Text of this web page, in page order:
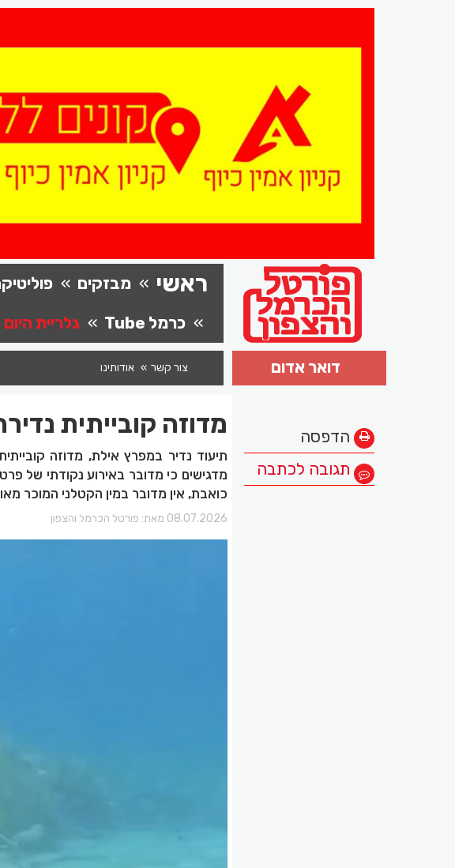
ראשי מבזקים
כרמל Tube
גלריית היום
צור קשר אודותינו דואר אדום
הדפסה
תגובה לכתבה
מדוזה קובייתית
תיעוד נדיר במפרץ אילת, מדוזה
מדגישים כי מדובר באירוע נקודתי של
כואבת, אין מדובר במין הקטלני המוכר
08.07.2026 מאת: פורטל הכרמל והצפון